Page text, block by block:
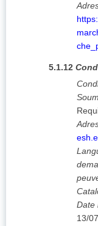
5.1.12
Date
13/